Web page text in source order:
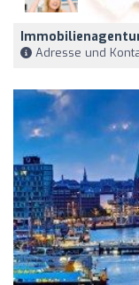
Adresse und